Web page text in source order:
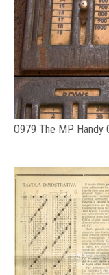
O979 The MP Handy